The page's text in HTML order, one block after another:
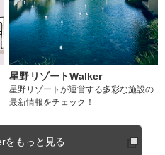
星野リゾートWalker
星野リゾートが運営する多彩な施設の
最新情報をチェック！
をもっと見る